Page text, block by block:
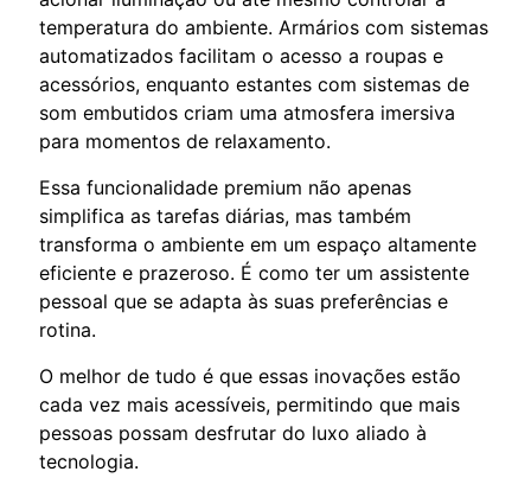
temperatura do ambiente. Armários com sistemas
automatizados facilitam o acesso a roupas e
acessórios, enquanto estantes com sistemas de
som embutidos criam uma atmosfera imersiva
para momentos de relaxamento.
Essa funcionalidade premium não apenas
simplifica as tarefas diárias, mas também
transforma o ambiente em um espaço altamente
eficiente e prazeroso. É como ter um assistente
pessoal que se adapta às suas preferências e
rotina.
O melhor de tudo é que essas inovações estão
cada vez mais acessíveis, permitindo que mais
pessoas possam desfrutar do luxo aliado à
tecnologia.